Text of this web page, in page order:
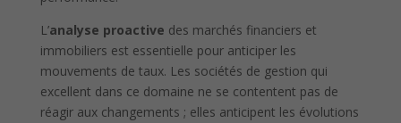
L’analyse proactive des marchés financiers et
immobiliers est essentielle pour anticiper les
mouvements de taux. Les sociétés de gestion qui
excellent dans ce domaine ne se contentent pas de
réagir aux changements ; elles anticipent les évolutions